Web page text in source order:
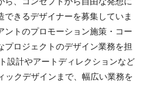
できるデザイナーを募集していま
ントのプロモーション施策・コー
プロジェクトのデザイン業務を担
設計やアートディレクションなど
ックデザインまで、幅広い業務を